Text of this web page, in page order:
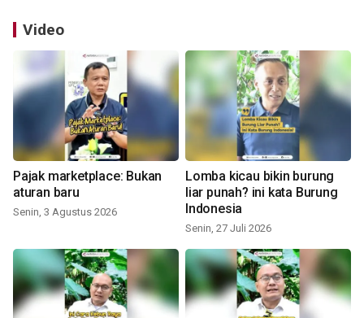
Video
Pajak marketplace: Bukan
aturan baru
Senin, 3 Agustus 2026
Lomba kicau bikin burung
liar punah? ini kata Burung
Indonesia
Senin, 27 Juli 2026